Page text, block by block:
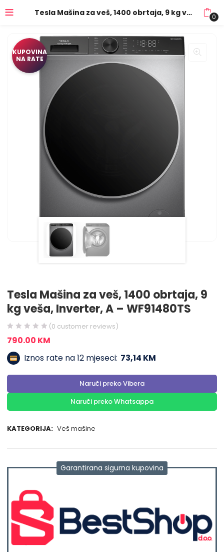
Tesla Mašina za veš, 1400 obrtaja, 9 kg veša, Inverter, A – WF91480TS 0
KUPOVINA
NA RATE
Tesla Mašina za veš, 1400 obrtaja, 9
kg veša, Inverter, A – WF91480TS
(0 customer reviews)
790.00 KM
Iznos rate na 12 mjeseci: 73,14 KM
Naruči preko Vibera
Naruči preko Whatsappa
KATEGORIJA: Veš mašine
Garantirana sigurna kupovina